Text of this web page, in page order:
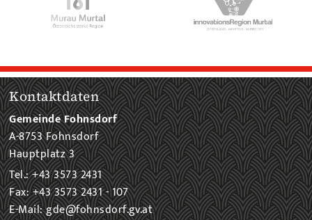
Kontaktdaten
Gemeinde Fohnsdorf
A-8753 Fohnsdorf
Hauptplatz 3
Tel.: +43 3573 2431
Fax: +43 3573 2431 - 107
E-Mail: gde@fohnsdorf.gv.at